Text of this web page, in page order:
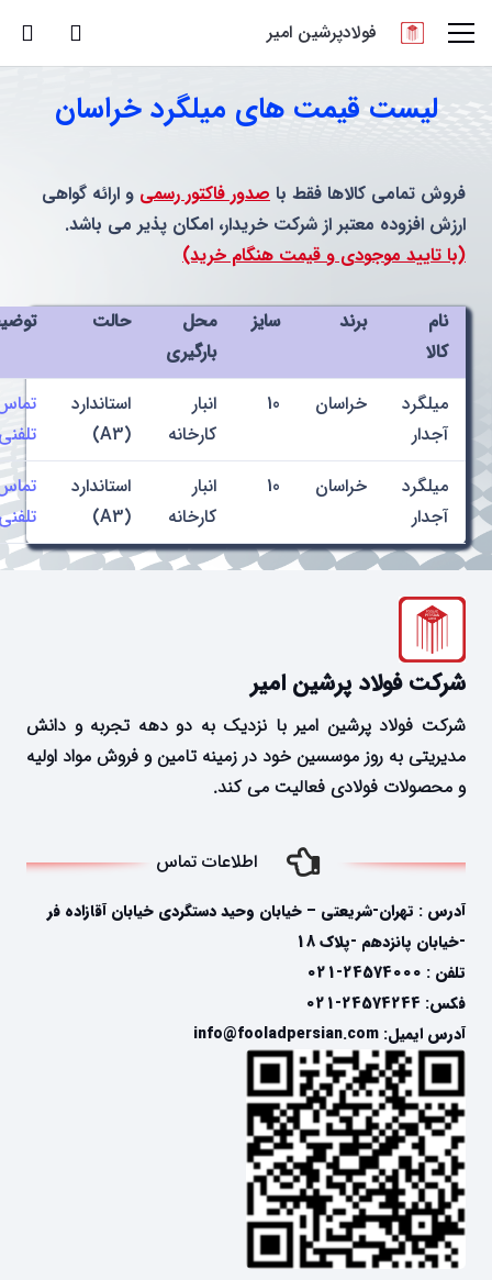
فولادپرشین امیر
لیست قیمت های میلگرد خراسان
فروش تمامی کالاها فقط با صدور فاکتور رسمی و ارائه گواهی
ارزش افزوده معتبر از شرکت خریدار، امکان پذیر می باشد.
(با تایید موجودی و قیمت هنگام خرید)
نام
کالا
برند سایز
محل
بارگیری
حالت
میلگرد
آجدار
خراسان 10
انبار
کارخانه
استاندارد
(A3)
میلگرد
آجدار
خراسان 10
انبار
کارخانه
استاندارد
(A3)
شرکت فولاد پرشین امیر
شرکت فولاد پرشین امیر با نزدیک به دو دهه تجربه و دانش
مدیریتی به روز موسسین خود در زمینه تامین و فروش مواد اولیه
و محصولات فولادی فعالیت می کند.
اطلاعات تماس
آدرس : تهران-شریعتی – خیابان وحید دستگردی خیابان آقازاده فر
-خیابان پانزدهم -پلاک 18
تلفن : 24574000-021
فکس: 24574244-021
آدرس ایمیل: info@fooladpersian.com